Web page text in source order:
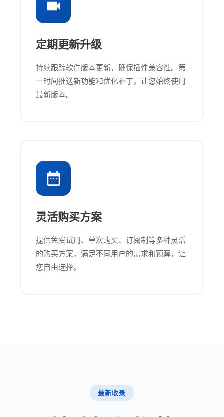
定期更新升级
持续跟踪软件版本更新，确保插件兼容性。第
一时间推送新功能和优化补丁，让您始终使用
最新版本。
灵活购买方案
提供免费试用、单次购买、订阅制等多种灵活
的购买方案，满足不同用户的需求和预算，让
您自由选择。
最新收录